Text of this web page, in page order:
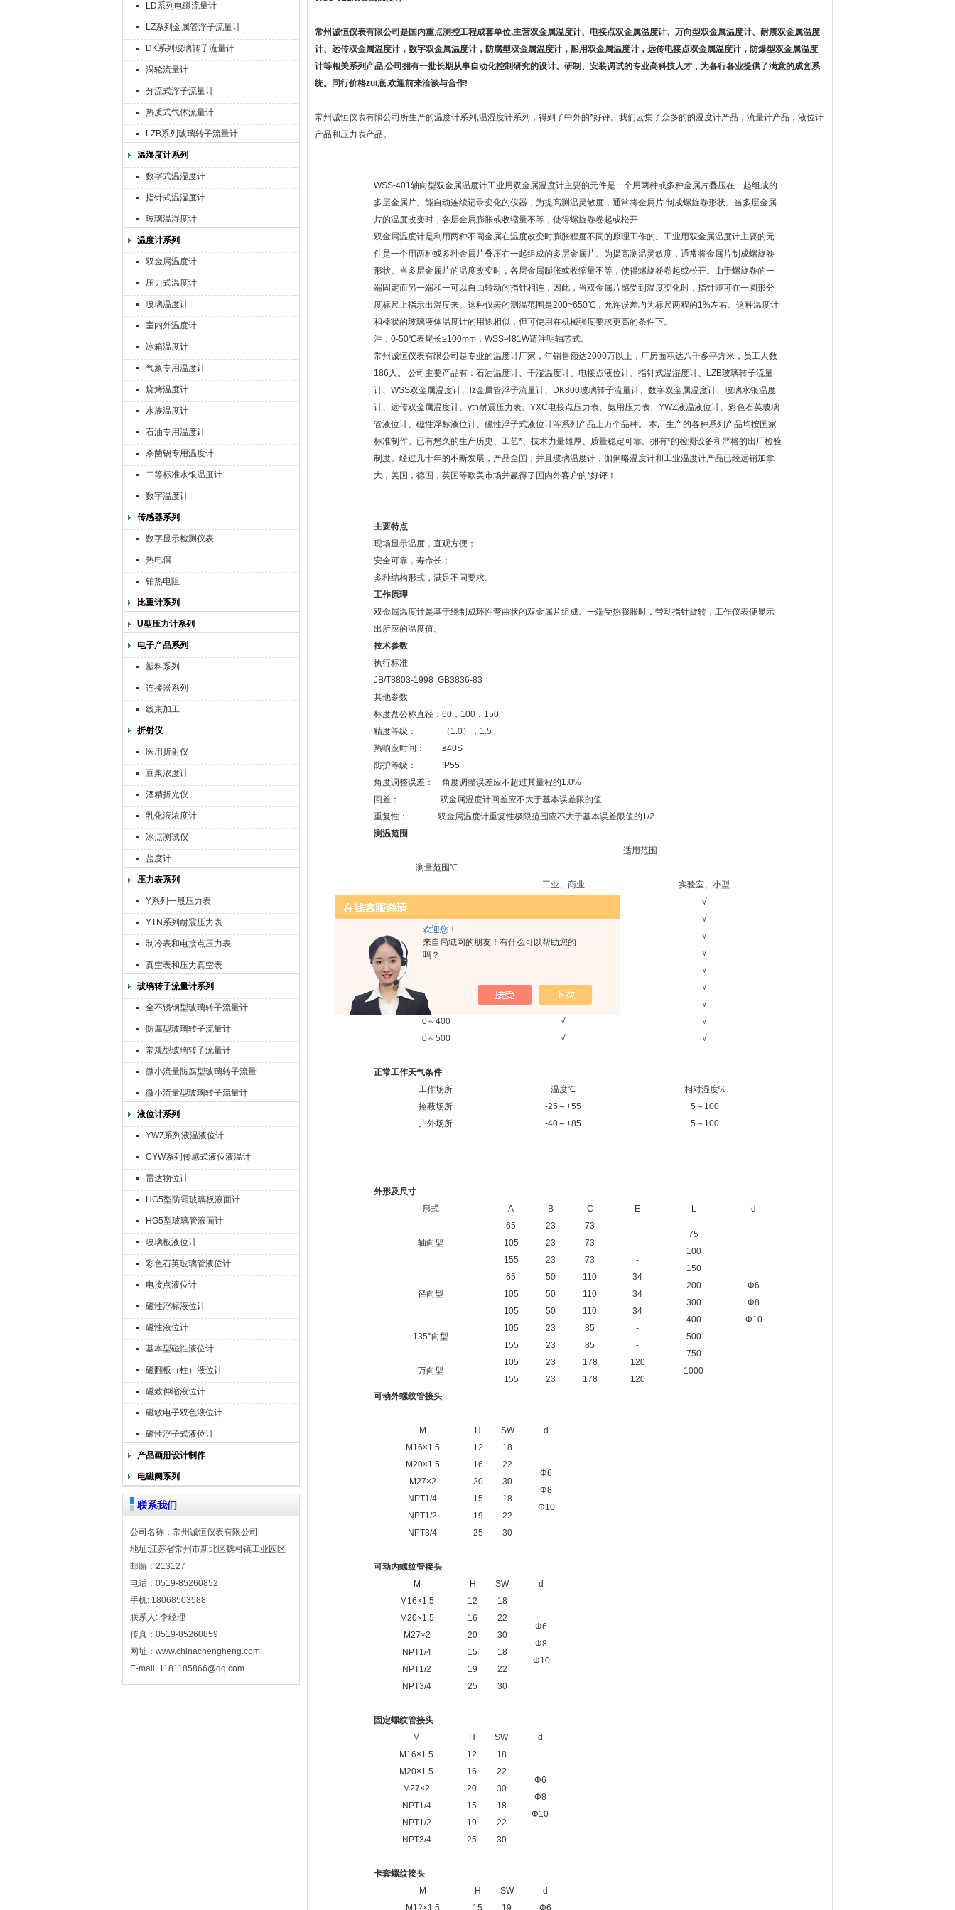
欢迎您！
来自局域网的朋友！有什么可以帮助您的
吗？
LD系列电磁流量计
LZ系列金属管浮子流量计
DK系列玻璃转子流量计
涡轮流量计
分流式浮子流量计
热质式气体流量计
LZB系列玻璃转子流量计
温湿度计系列
数字式温湿度计
指针式温湿度计
玻璃温湿度计
温度计系列
双金属温度计
压力式温度计
玻璃温度计
室内外温度计
冰箱温度计
气象专用温度计
烧烤温度计
水族温度计
石油专用温度计
杀菌锅专用温度计
二等标准水银温度计
数字温度计
传感器系列
数字显示检测仪表
热电偶
铂热电阻
比重计系列
U型压力计系列
电子产品系列
塑料系列
连接器系列
线束加工
折射仪
医用折射仪
豆浆浓度计
酒精折光仪
乳化液浓度计
冰点测试仪
盐度计
压力表系列
Y系列一般压力表
YTN系列耐震压力表
制冷表和电接点压力表
真空表和压力真空表
玻璃转子流量计系列
全不锈钢型玻璃转子流量计
防腐型玻璃转子流量计
常规型玻璃转子流量计
微小流量防腐型玻璃转子流量
计
微小流量型玻璃转子流量计
液位计系列
YWZ系列液温液位计
CYW系列传感式液位液温计
雷达物位计
HG5型防霜玻璃板液面计
HG5型玻璃管液面计
玻璃板液位计
彩色石英玻璃管液位计
电接点液位计
磁性浮标液位计
磁性液位计
基本型磁性液位计
磁翻板（柱）液位计
磁致伸缩液位计
磁敏电子双色液位计
磁性浮子式液位计
产品画册设计制作
电磁阀系列
联系我们
公司名称：常州诚恒仪表有限公司
地址:江苏省常州市新北区魏村镇工业园区
邮编：213127
电话：0519-85260852
手机: 18068503588
联系人: 李经理
传真：0519-85260859
网址：www.chinachengheng.com
E-mail: 1181185866@qq.com
常州诚恒仪表有限公司是国内重点测控工程成套单位,主营双金属温度计、电接点双金属温度计、万向型双金属温度计、耐震双金属温度
计、远传双金属温度计，数字双金属温度计，防腐型双金属温度计，船用双金属温度计，远传电接点双金属温度计，防爆型双金属温度
计等相关系列产品,公司拥有一批长期从事自动化控制研究的设计、研制、安装调试的专业高科技人才，为各行各业提供了满意的成套系
统。同行价格zui底,欢迎前来洽谈与合作!
常州诚恒仪表有限公司所生产的温度计系列,温湿度计系列，得到了中外的*好评。我们云集了众多的的温度计产品，流量计产品，液位计
产品和压力表产品。
WSS-401轴向型双金属温度计工业用双金属温度计主要的元件是一个用两种或多种金属片叠压在一起组成的
多层金属片。能自动连续记录变化的仪器，为提高测温灵敏度，通常将金属片 制成螺旋卷形状。当多层金属
片的温度改变时，各层金属膨胀或收缩量不等，使得螺旋卷卷起或松开
双金属温度计是利用两种不同金属在温度改变时膨胀程度不同的原理工作的。工业用双金属温度计主要的元
件是一个用两种或多种金属片叠压在一起组成的多层金属片。为提高测温灵敏度，通常将金属片制成螺旋卷
形状。当多层金属片的温度改变时，各层金属膨胀或收缩量不等，使得螺旋卷卷起或松开。由于螺旋卷的一
端固定而另一端和一可以自由转动的指针相连，因此，当双金属片感受到温度变化时，指针即可在一圆形分
度标尺上指示出温度来。这种仪表的测温范围是200~650℃，允许误差均为标尺两程的1%左右。这种温度计
和棒状的玻璃液体温度计的用途相似，但可使用在机械强度要求更高的条件下。
注：0-50℃表尾长≥100mm，WSS-481W请注明轴芯式。
常州诚恒仪表有限公司是专业的温度计厂家，年销售额达2000万以上，厂房面积达八千多平方米，员工人数
186人。 公司主要产品有：石油温度计、干湿温度计、电接点液位计、指针式温湿度计、LZB玻璃转子流量
计、WSS双金属温度计、lz金属管浮子流量计、DK800玻璃转子流量计、数字双金属温度计、玻璃水银温度
计、远传双金属温度计、ytn耐震压力表、YXC电接点压力表、氨用压力表、YWZ液温液位计、彩色石英玻璃
管液位计、磁性浮标液位计、磁性浮子式液位计等系列产品上万个品种。 本厂生产的各种系列产品均按国家
标准制作。已有悠久的生产历史、工艺*、技术力量雄厚、质量稳定可靠。拥有*的检测设备和严格的出厂检验
制度。经过几十年的不断发展，产品全国，并且玻璃温度计，伽俐略温度计和工业温度计产品已经远销加拿
大，美国，德国，英国等欧美市场并赢得了国内外客户的*好评！
主要特点
现场显示温度，直观方便；
安全可靠，寿命长；
多种结构形式，满足不同要求。
工作原理
双金属温度计是基于绕制成环性弯曲状的双金属片组成。一端受热膨胀时，带动指针旋转，工作仪表便显示
出所应的温度值。
技术参数
执行标准
JB/T8803-1998 GB3836-83
其他参数
标度盘公称直径：60，100，150
精度等级： （1.0），1.5
热响应时间： ≤40S
防护等级： IP55
角度调整误差： 角度调整误差应不超过其量程的1.0%
回差： 双金属温度计回差应不大于基本误差限的值
重复性： 双金属温度计重复性极限范围应不大于基本误差限值的1/2
测温范围
测量范围℃
适用范围
工业、商业
实验室、小型
√
-40～+80
√
√
0～50
√
√
0～100
√
√
√
√
0～300
√
√
0～400
√
√
0～500
√ √
正常工作天气条件
工作场所
温度℃
相对湿度%
掩蔽场所
-25～+55
5～100
户外场所
-40～+85 5～100
外形及尺寸
形式
A B C E L d
轴向型
65 23 73
-
75
100
150
200
300
400
500
750
1000
Φ6
Φ8
Φ10
105 23 73
-
155
23 73 -
径向型
65 50 110
34
105
50 110
34
105
50 110 34
135°向型
105 23 85
-
155
23 85 -
万向型
105 23 178
120
155
23 178
120
可动外螺纹管接头
M H SW
d
M16×1.5
12 18
Φ6
Φ8
Φ10
M20×1.5 16
22
M27×2
20
30
NPT1/4
15
18
NPT1/2
19
22
NPT3/4
25 30
可动内螺纹管接头
M
H SW
d
M16×1.5
12 18
Φ6
Φ8
Φ10
M20×1.5 16
22
M27×2
20
30
NPT1/4
15
18
NPT1/2
19
22
NPT3/4
25 30
固定螺纹管接头
M
H SW
d
M16×1.5
12 18
Φ6
Φ8
Φ10
M20×1.5 16
22
M27×2
20
30
NPT1/4
15
18
NPT1/2
19
22
NPT3/4
25 30
卡套螺纹接头
M
H SW
d
M12×1.5
15 19 Φ6